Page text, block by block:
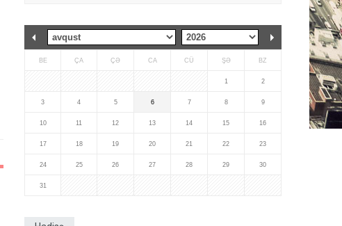
BE ÇA ÇƏ CA CÜ ŞƏ BZ
1 2
3 4 5 6 7 8 9
10 11 12 13 14 15 16
17 18 19 20 21 22 23
24 25 26 27 28 29 30
31